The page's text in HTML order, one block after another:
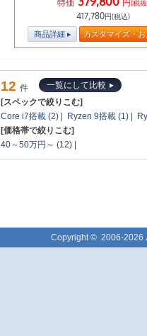
特価 円(税
417,780円(税込)
商品詳細 カスタマイズ・
12 件
一覧にして比較
[スペックで絞りこむ]
Core i7搭載 (2) | Ryzen 9搭載 (1) |
[価格帯で絞りこむ]
40～50万円～ (12) |
Copyright © 2006-2026